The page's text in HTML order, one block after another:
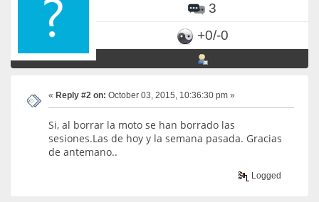
3
+0/-0
« Reply #2 on: October 03, 2015, 10:36:30 pm »
Si, al borrar la moto se han borrado las
sesiones.Las de hoy y la semana pasada. Gracias
de antemano..
Logged